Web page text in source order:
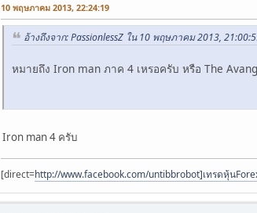
10 พฤษภาคม 2013, 22:24:19
อ้างถึงจาก: PassionlessZ ใน 10 พฤษภาคม 2013,
หมายถึง Iron man ภาค 4 เหรอครับ หรือ The
Iron man 4 ครับ
[direct=http://www.facebook.com/untibbrobot]เทรดหุ้น